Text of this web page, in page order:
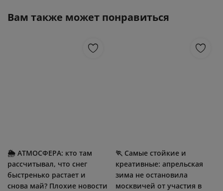
Вам также может понравиться
🌦 АТМОСФЕРА: кто там
рассчитывал, что снег
быстренько растает и
снова май? Плохие новости
🏃 Самые стойкие и
креативные: апрельская
зима не остановила
москвичей от участия в